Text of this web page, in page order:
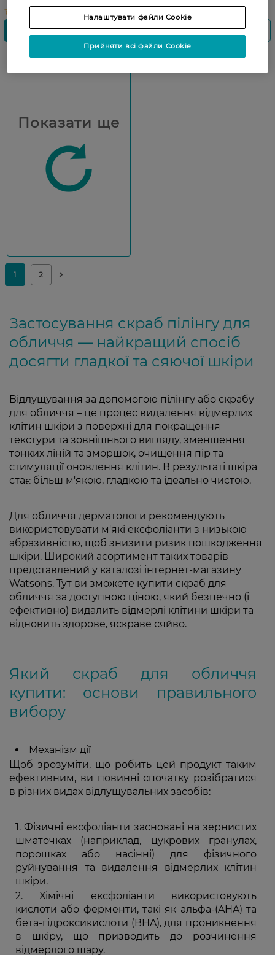
Показати ще
Застосування скраб пілінгу для
обличчя — найкращий спосіб
досягти гладкої та сяючої шкіри
Відлущування за допомогою пілінгу або скрабу
для обличчя – це процес видалення відмерлих
клітин шкіри з поверхні для покращення
текстури та зовнішнього вигляду, зменшення
тонких ліній та зморшок, очищення пір та
стимуляції оновлення клітин. В результаті шкіра
стає більш м'якою, гладкою та ідеально чистою.
Для обличчя дерматологи рекомендують
використовувати м'які ексфоліанти з низькою
абразивністю, щоб знизити ризик пошкодження
шкіри. Широкий асортимент таких товарів
представлений у каталозі інтернет-магазину
Watsons. Тут ви зможете купити скраб для
обличчя за доступною ціною, який безпечно (і
ефективно) видалить відмерлі клітини шкіри та
відновить здорове, яскраве сяйво.
Який скраб для обличчя
купити: основи правильного
вибору
Механізм дії
Щоб зрозуміти, що робить цей продукт таким
ефективним, ви повинні спочатку розібратися
в різних видах відлущувальних засобів:
Фізичні ексфоліанти засновані на зернистих
шматочках (наприклад, цукрових гранулах,
порошках або насінні) для фізичного
руйнування та видалення відмерлих клітин
шкіри.
Хімічні ексфоліанти використовують
кислоти або ферменти, такі як альфа-(AHA) та
бета-гідроксикислоти (BHA), для проникнення
в шкіру, що призводить до розчинення
відмерлого шару.
Налаштувати файли Cookie
Прийняти всі файли Cookie